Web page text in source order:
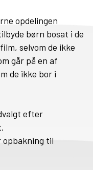
opdelingen
børn bosat i de
selvom de ikke
går på en af
de ikke bor i
efter
opbakning til